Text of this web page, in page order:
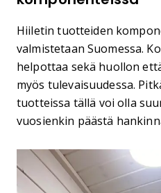
Hiiletin tuotteiden
valmistetaan Suomessa.
helpottaa sekä huollon
myös tulevaisuudessa.
tuotteissa tällä voi olla
vuosienkin päästä